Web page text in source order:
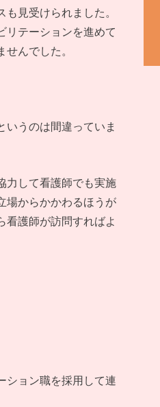
見受けられました。
リテーションを進めて
んでした。
いうのは間違っていま
力して看護師でも実施
場からかかわるほうが
看護師が訪問すればよ
ション職を採用して連